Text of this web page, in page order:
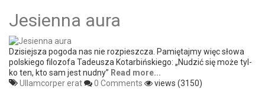
Jesienna aura
Dzisiejsza pogoda nas nie rozpieszcza. Pamiętajmy więc słowa
polskiego filozofa Tadeusza Kotarbińskiego: „Nudzić się może tyl­
ko ten, kto sam jest nudny” Read more...
Ullamcorper erat
0 Comments views (3150)